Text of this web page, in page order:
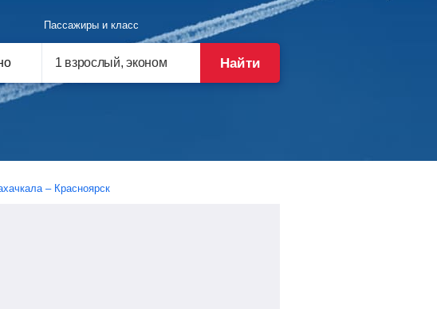
Пассажиры и класс
Найти
– Красноярск